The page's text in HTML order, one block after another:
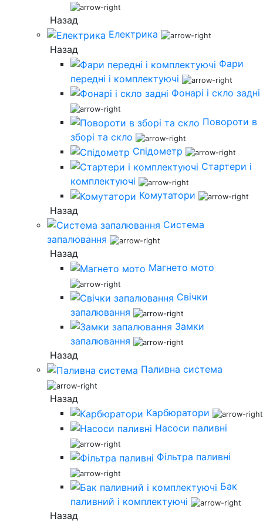
Назад
Електрика
Назад
Фари
передні і комплектуючі
Фонарі і скло задні
Повороти в
зборі та скло
Спідометр
Стартери і
комплектуючі
Комутатори
Назад
Система
запалювання
Назад
Магнето мото
Свічки
запалювання
Замки
запалювання
Назад
Паливна система
Назад
Карбюратори
Насоси паливні
Фільтра паливні
Бак
паливний і комплектуючі
Назад